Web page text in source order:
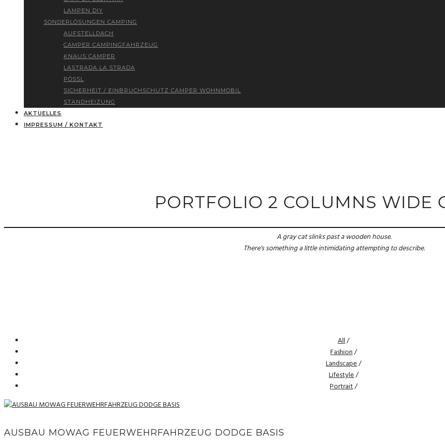
LAMPEN DIY
SONDERLÖSUNGEN CAMPING
AUFSTELLDACH
CAMPER CAMPINGFAHRZEUG
KNAUS CAMPER
LASTRADA LA STRADA
PÖSSL
SICHERHEIT / EINBRUCHSCHUTZ CAMPER WOHNMOBIL
STANDHEIZUNG
AKTUELLES
IMPRESSUM / KONTAKT
PORTFOLIO 2 COLUMNS WIDE
A gray cat slinks past a wooden house.
There's something a little intimidating attempting to describe.
All/
Fashion/
Landscape/
Lifestyle/
Portrait/
AUSBAU MOWAG FEUERWEHRFAHRZEUG DODGE BASIS